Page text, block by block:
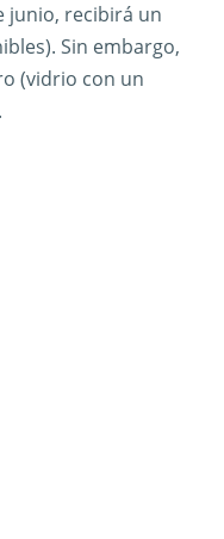
junio, recibirá un
Sin embargo,
(vidrio con un